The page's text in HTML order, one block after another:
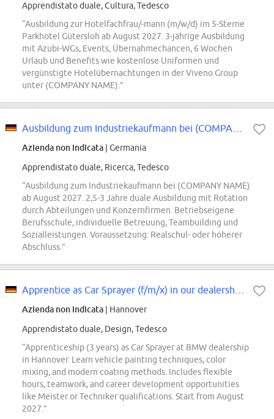
Apprendistato duale, Cultura, Tedesco
“Ausbildung zur Hotelfachfrau/-mann (m/w/d) im 5-Sterne
Parkhotel Gütersloh ab August 2027. 3-jährige Ausbildung
mit Azubi-WGs, Events, Übernahmechancen, 6 Wochen
Urlaub und Benefits wie kostenlose Uniformen und
vergünstigte Hotelübernachtungen in der Viveno Group
unter (COMPANY NAME).”
Azienda non indicata | Germania
Apprendistato duale, Ricerca, Tedesco
“Ausbildung zum Industriekaufmann bei (COMPANY NAME)
ab August 2027. 2,5-3 Jahre duale Ausbildung mit Rotation
durch Abteilungen und Konzernfirmen. Betriebseigene
Berufsschule, individuelle Betreuung, Teambuilding und
Sozialleistungen. Voraussetzung: Realschul- oder höherer
Abschluss.”
Azienda non indicata | Hannover
Apprendistato duale, Design, Tedesco
“Apprenticeship (3 years) as Car Sprayer at BMW dealership
in Hannover. Learn vehicle painting techniques, color
mixing, and modern coating methods. Includes flexible
hours, teamwork, and career development opportunities
like Meister or Techniker qualifications. Start from August
2027.”